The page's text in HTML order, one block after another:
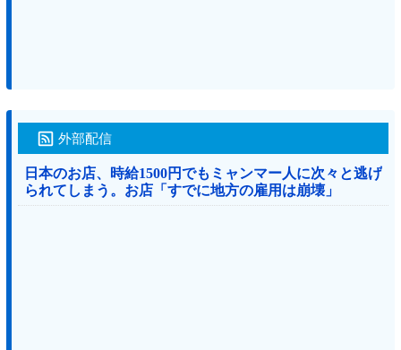
外部配信
日本のお店、時給1500円でもミャンマー人に次々と逃げ
られてしまう。お店「すでに地方の雇用は崩壊」